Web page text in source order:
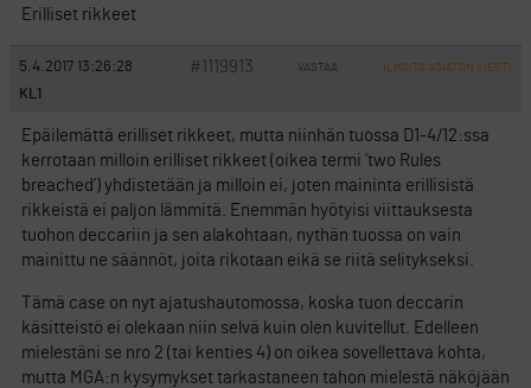
Erilliset rikkeet
5.4.2017 13:26:28 #1119913 VASTAA ILMOITA ASIATON VIESTI
KL1
Epäilemättä erilliset rikkeet, mutta niinhän tuossa D1-4/12:ssa
kerrotaan milloin erilliset rikkeet (oikea termi ’two Rules
breached’) yhdistetään ja milloin ei, joten maininta erillisistä
rikkeistä ei paljon lämmitä. Enemmän hyötyisi viittauksesta
tuohon deccariin ja sen alakohtaan, nythän tuossa on vain
mainittu ne säännöt, joita rikotaan eikä se riitä selitykseksi.
Tämä case on nyt ajatushautomossa, koska tuon deccarin
käsitteistö ei olekaan niin selvä kuin olen kuvitellut. Edelleen
mielestäni se nro 2 (tai kenties 4) on oikea sovellettava kohta,
mutta MGA:n kysymykset tarkastaneen tahon mielestä näköjään